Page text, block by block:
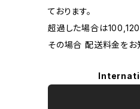
ております。
超過した場合は100,120
その場合 配送料金をお